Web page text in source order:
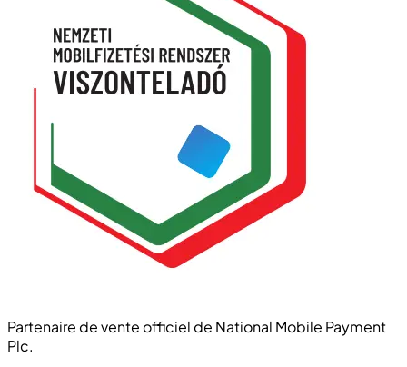
Partenaire de vente officiel de National Mobile Payment
Plc.